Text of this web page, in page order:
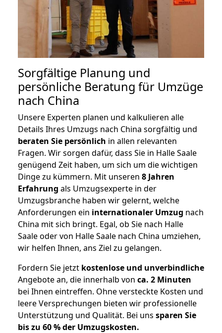
Sorgfältige Planung und
persönliche Beratung für Umzüge
nach China
Unsere Experten planen und kalkulieren alle
Details Ihres Umzugs nach China sorgfältig und
beraten Sie persönlich in allen relevanten
Fragen. Wir sorgen dafür, dass Sie in Halle Saale
genügend Zeit haben, um sich um die wichtigen
Dinge zu kümmern. Mit unseren 8 Jahren
Erfahrung als Umzugsexperte in der
Umzugsbranche haben wir gelernt, welche
Anforderungen ein internationaler Umzug nach
China mit sich bringt. Egal, ob Sie nach Halle
Saale oder von Halle Saale nach China umziehen,
wir helfen Ihnen, ans Ziel zu gelangen.
Fordern Sie jetzt kostenlose und unverbindliche
Angebote an, die innerhalb von ca. 2 Minuten
bei Ihnen eintreffen. Ohne versteckte Kosten und
leere Versprechungen bieten wir professionelle
Unterstützung und Qualität. Bei uns sparen Sie
bis zu 60 % der Umzugskosten.